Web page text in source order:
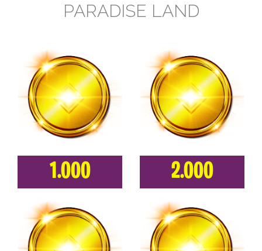
PARADISE LAND
1.000 2.000